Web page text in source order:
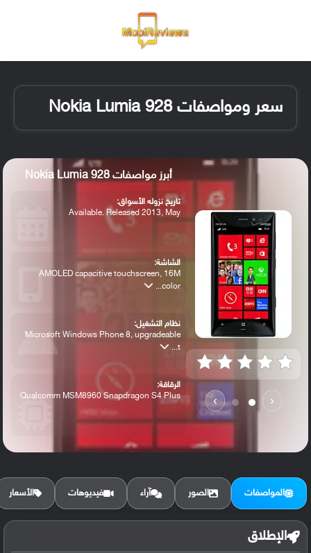
سعر ومواصفات Nokia Lumia 928
‹
›
أبرز مواصفات Nokia Lumia 928
تاريخ نزوله الأسواق:
Available. Released 2013, May
الشاشة:
AMOLED capacitive touchscreen, 16M
color...
نظام التشغيل:
Microsoft Windows Phone 8, upgradeable
t...
الرقاقة:
Qualcomm MSM8960 Snapdragon S4 Plus
الرام / التخزين:
المواصفات الصور آراء فيديوهات الأسعار
الإطلاق